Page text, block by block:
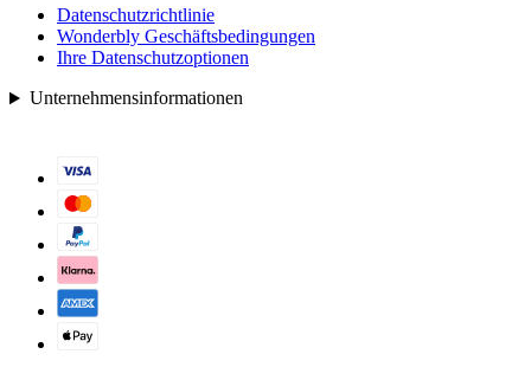
Datenschutzrichtlinie
Wonderbly Geschäftsbedingungen
Ihre Datenschutzoptionen
Unternehmensinformationen